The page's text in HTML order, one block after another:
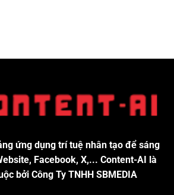
ứng dụng trí tuệ nhân tạo để sáng
Facebook, X,... Content-AI là
bởi Công Ty TNHH SBMEDIA